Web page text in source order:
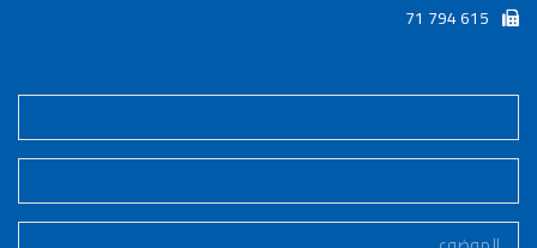
71 794 615